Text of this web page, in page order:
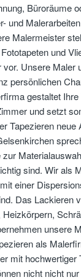
Büroräume
und
Malermeister
und
Unsere Maler
persönlichen
gestaltet
und setzt
Tapezieren
sind. Wir als
einer
Das Lackieren
unsere
als
mit hochwertiger
nicht nicht